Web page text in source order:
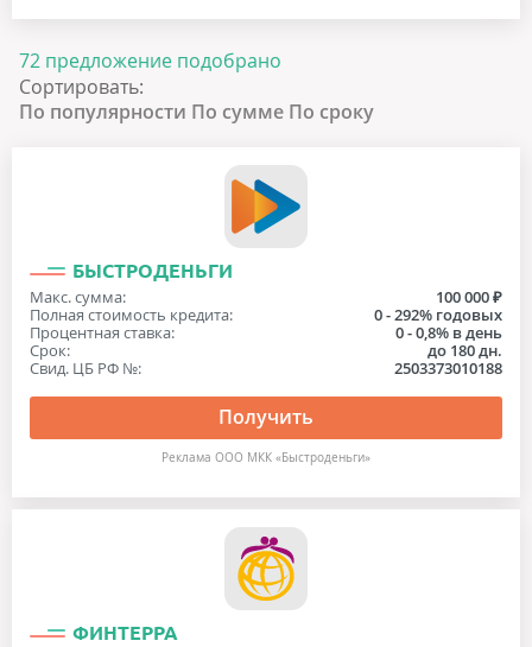
72 предложение подобрано
Сортировать:
По популярности По сумме По сроку
БЫСТРОДЕНЬГИ
Макс. сумма:
100 000 ₽
Полная стоимость кредита:
0 - 292% годовых
Процентная ставка:
0 - 0,8% в день
Срок:
до 180 дн.
Свид. ЦБ РФ №:
2503373010188
Получить
Реклама ООО МКК «Быстроденьги»
ФИНТЕРРА